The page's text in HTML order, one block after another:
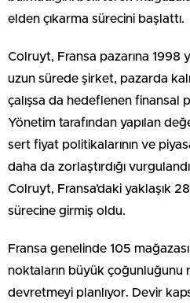
elden çıkarma sürecini başlattı.
Colruyt, Fransa pazarına 1998
uzun sürede şirket, pazarda
çalışsa da hedeflenen finansal
Yönetim tarafından yapılan
sert fiyat politikalarının ve
daha da zorlaştırdığı
Colruyt, Fransa’daki yaklaşık 28
sürecine girmiş oldu.
Fransa genelinde 105
noktaların büyük çoğunluğunu
devretmeyi planlıyor. Devir